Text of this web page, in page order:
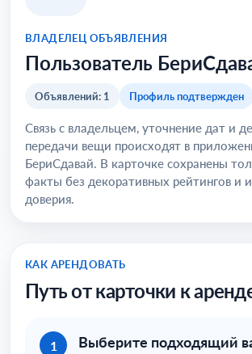
ВЛАДЕЛЕЦ ОБЪЯВЛЕНИЯ
Пользователь
Объявлений: 1 Профиль подтвержден
Связь с владельцем, уточнение дат и
передачи вещи происходят в
БериСдавай. В карточке сохранены
факты без декоративных рейтингов и
доверия.
КАК АРЕНДОВАТЬ
Путь от карточки к
1 Выберите подходящий